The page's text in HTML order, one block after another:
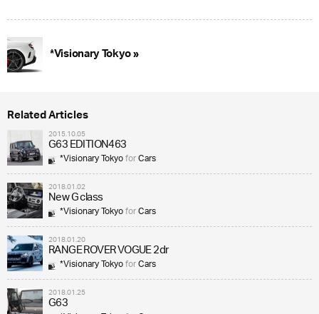
*Visionary Tokyo »
Related Articles
2015.10.05
G63 EDITION463
*Visionary TokyoforCars
2018.01.02
New G class
*Visionary TokyoforCars
2018.01.20
RANGE ROVER VOGUE 2dr
*Visionary TokyoforCars
2018.01.25
G63